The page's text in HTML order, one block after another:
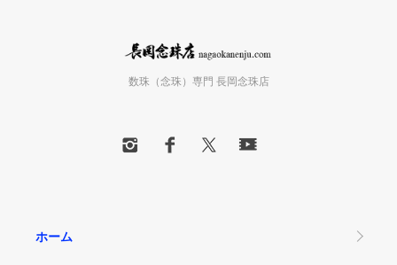
数珠（念珠）専門 長岡念珠店
ホーム